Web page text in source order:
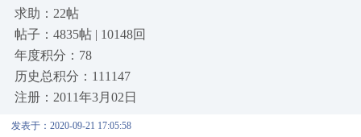
求助：22帖
帖子：4835帖 | 10148回
年度积分：78
历史总积分：111147
注册：2011年3月02日
发表于：2020-09-21 17:05:58